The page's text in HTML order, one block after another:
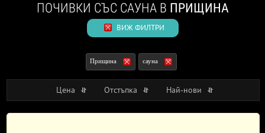
ПОЧИВКИ СЪС САУНА В ПРИЩИНА
ВИЖ ФИЛТРИ
Прищина сауна
Цена Отстъпка Най-нови